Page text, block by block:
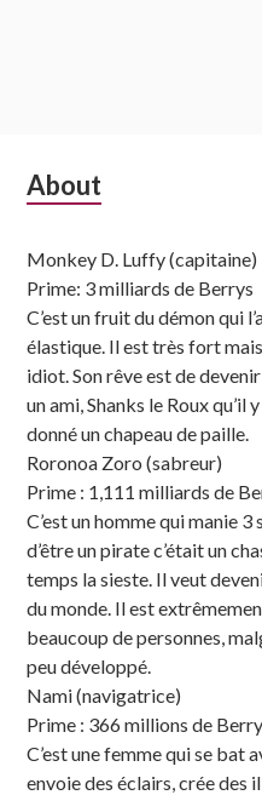
Subsidiary
About
Monkey D. Luffy (capitaine)
Prime: 3 milliards de Berrys
C’est un fruit du démon qui
élastique. Il est très fort
idiot. Son rêve est de
un ami, Shanks le Roux
donné un chapeau de paille.
Roronoa Zoro (sabreur)
Prime : 1,111 milliards de
C’est un homme qui manie
d’être un pirate c’était un
temps la sieste. Il veut
du monde. Il est
beaucoup de personnes,
peu développé.
Nami (navigatrice)
Prime : 366 millions de
C’est une femme qui se bat
envoie des éclairs, crée des